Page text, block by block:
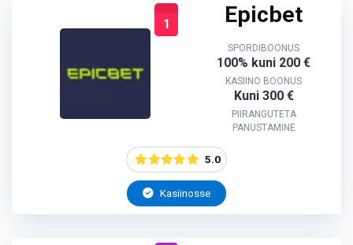
1 Epicbet
SPORDIBOONUS
100% kuni 200 €
KASIINO BOONUS
Kuni 300 €
PIIRANGUTETA
PANUSTAMINE
5.0
Kasiinosse